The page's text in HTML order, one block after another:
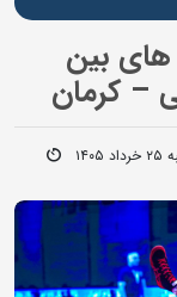
بین
– کرمان